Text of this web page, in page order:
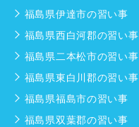
福島県伊達市の習い事
福島県西白河郡の習い事
福島県二本松市の習い事
福島県東白川郡の習い事
福島県福島市の習い事
福島県双葉郡の習い事